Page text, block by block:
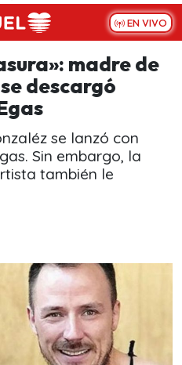
EN VIVO
madre de
descargó
se lanzó con
Sin embargo, la
también le